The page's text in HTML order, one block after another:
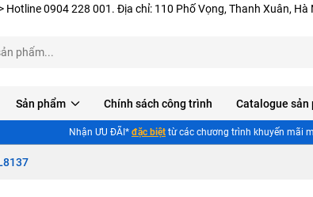
Hotline 0904 228 001. Địa chỉ: 110 Phố Vọng, Thanh Xuân, Hà
Sản phẩm Chính sách công trình Catalogue sản
Nhận ƯU ĐÃI* đặc biệt từ các chương trình khuyến mãi